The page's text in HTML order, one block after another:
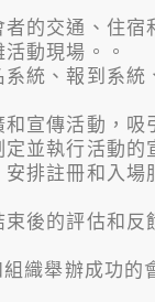
者的交通、住
動現場。。
系統、報到系
和宣傳活動，
並執行活動的
安排註冊和入
束後的評估和
織舉辦成功的